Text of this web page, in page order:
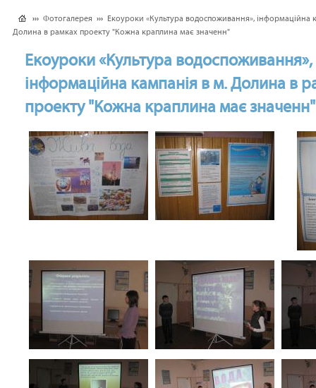
››› Фотогалерея ››› Екоуроки «Культура водоспоживання», інформаційна
Долина в рамках проекту "Кожна краплина має значенн"
Екоуроки «Культура водоспоживання»,
інформаційна кампанія в м. Долина в
проекту "Кожна краплина має значенн"